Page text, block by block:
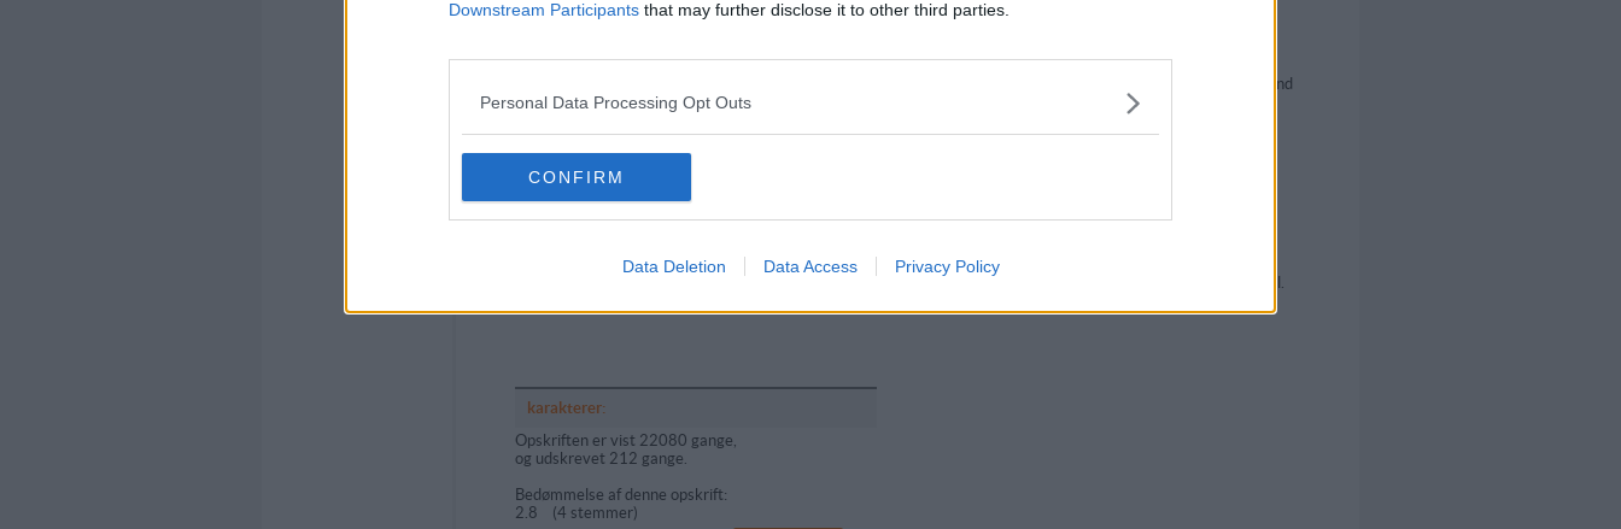
Downstream Participants that may further disclose it to other third parties.
Personal Data Processing Opt Outs
CONFIRM
Data Deletion Data Access Privacy Policy
flute, pensles, skæres og efterhæver ca. 20
Bages ved 200 grader C, ca. 20 min. ved damp i
varmluftsovn. Damp laves ved at hælde lidt vand ind
Variationstips:
kan eventuelt bruges nektar, fra f.eks.
purløgsblomster, salvieblomster. Flûtes serveres til.
karakterer:
Opskriften er vist 22080 gange,
og udskrevet 212 gange.
Bedømmelse af denne opskrift:
2.8 (4 stemmer)